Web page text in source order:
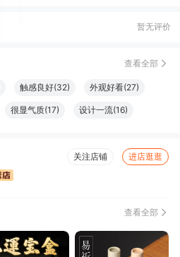
暂无评价
查看全部
触感良好(32) 外观好看(27)
很显气质(17) 设计一流(16)
物流很快(6)
关注店铺 进店逛逛
查看全部